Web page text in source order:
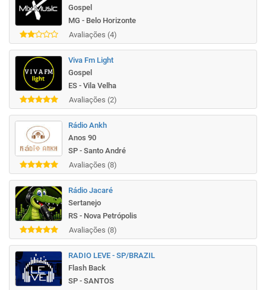
Gospel
MG - Belo Horizonte
Avaliações (4)
Viva Fm Light
Gospel
ES - Vila Velha
Avaliações (2)
Rádio Ankh
Anos 90
SP - Santo André
Avaliações (8)
Rádio Jacaré
Sertanejo
RS - Nova Petrópolis
Avaliações (8)
RADIO LEVE - SP/BRAZIL
Flash Back
SP - SANTOS